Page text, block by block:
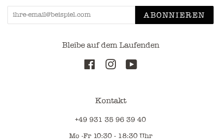
ABONNIEREN
Bleibe auf dem Laufenden
FacebookInstagram
Kontakt
+49 931 35 96 39 40
Mo -Fr 10:30 - 18:30 Uhr